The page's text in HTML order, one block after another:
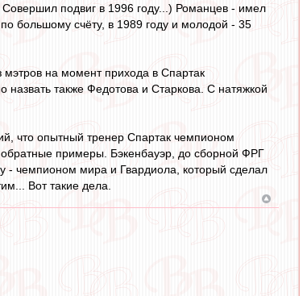
подвиг в 1996 году...) Романцев - имел
большому счёту, в 1989 году и молодой - 35
на момент прихода в Спартак
также Федотова и Старкова. С натяжкой
что опытный тренер Спартак чемпионом
примеры. Бэкенбауэр, до сборной ФРГ
- чемпионом мира и Гвардиола, который сделал
Вот такие дела.